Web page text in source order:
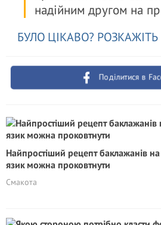
надійним другом на
БУЛО ЦІКАВО?
Поділитися в
Найпростіший рецепт баклажанів
язик можна проковтнути
Смакота